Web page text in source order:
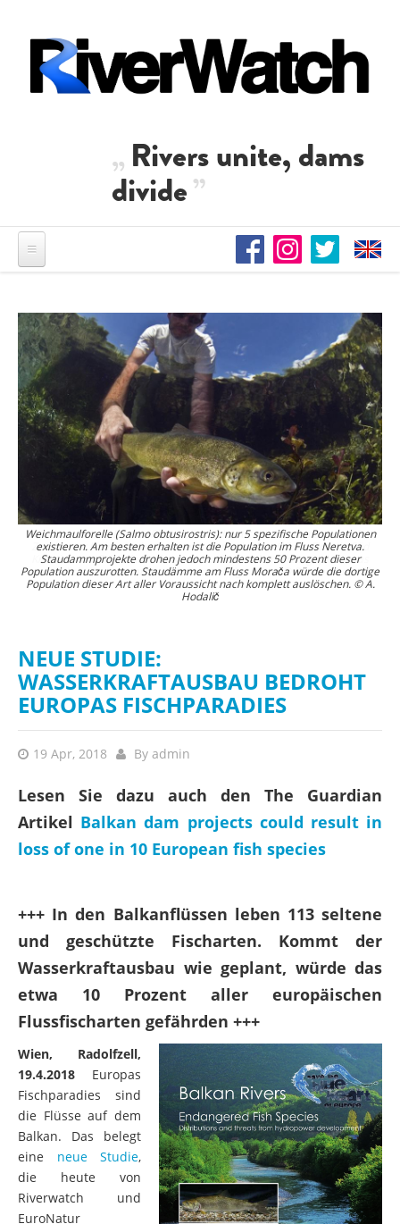
Rivers unite, dams
divide
Weichmaulforelle (Salmo obtusirostris): nur 5 spezifische Populationen
existieren. Am besten erhalten ist die Population im Fluss Neretva.
Staudammprojekte drohen jedoch mindestens 50 Prozent dieser
Population auszurotten. Staudämme am Fluss Morača würde die dortige
Population dieser Art aller Voraussicht nach komplett auslöschen. © A.
Hodalič
Dalmatinische Elritze (Phoxinellus dalmaticus): Diese maximal 12
Zentimeter kleine Art kommt weltweit nur in dem Čikola Fluss in Süd
Kroatien vor. Drei Wasserkraftwerke sind an dem Fluss geplant, was
vermutlich das Aussterben der Art zur Folge hätte. © Perica Mustafić
WASSERKRAFTAUSBAU BEDROHT
EUROPAS FISCHPARADIES
19 Apr, 2018 Byadmin
ArtikelBalkan dam projects could result in
loss of one in 10 European fish species
und geschützte Fischarten. Kommt der
Wasserkraftausbau wie geplant, würde das
etwa 10 Prozent aller europäischen
Flussfischarten gefährden +++
Wien, Radolfzell,
19.4.2018
Europas
Fischparadies sind
die Flüsse auf dem
Balkan. Das belegt
eineneue Studie,
die heute von
Riverwatch und
EuroNatur
vorgestellt wurde.